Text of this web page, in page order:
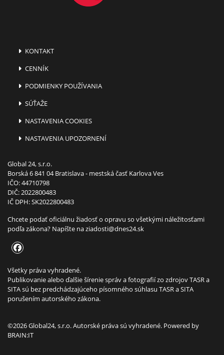
KONTAKT
CENNÍK
PODMIENKY POUŽÍVANIA
SÚŤAŽE
NASTAVENIA COOKIES
NASTAVENIA UPOZORNENÍ
Global 24, s.r.o.
Borská 6 841 04 Bratislava - mestská časť Karlova Ves
IČO: 44710798
DIČ: 2022800483
IČ DPH: SK2022800483
Chcete podať oficiálnu žiadosť o opravu so všetkými náležitosťami
podľa zákona? Napíšte naziadosti@dnes24.sk
Všetky práva vyhradené.
Publikovanie alebo ďalšie šírenie správ a fotografií zo zdrojov TASR a
SITA sú bez predchádzajúceho písomného súhlasu TASR a SITA
porušením autorského zákona.
©2026 Global24, s.r.o. Autorské práva sú vyhradené. Powered by
BRAIN:IT